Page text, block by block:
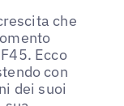
che
Ecco
con
dei suoi